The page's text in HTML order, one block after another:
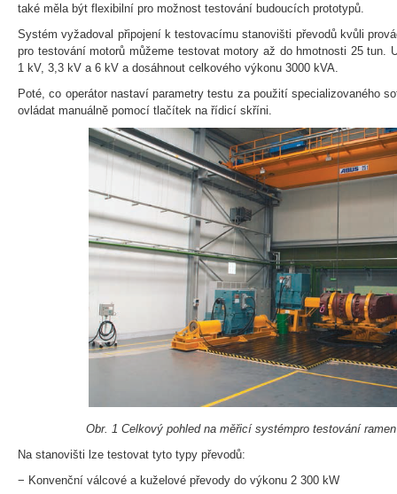
také měla být flexibilní pro možnost testování budoucích prototypů.
Systém vyžadoval připojení k testovacímu stanovišti převodů kvůli
pro testování motorů můžeme testovat motory až do hmotnosti 25 tun.
1 kV, 3,3 kV a 6 kV a dosáhnout celkového výkonu 3000 kVA.
Poté, co operátor nastaví parametry testu za použití specializovaného
ovládat manuálně pomocí tlačítek na řídicí skříni.
Obr. 1 Celkový pohled na měřicí systémpro testování
Na stanovišti lze testovat tyto typy převodů:
− Konvenční válcové a kuželové převody do výkonu 2 300 kW